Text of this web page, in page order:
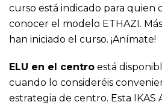
curso está indicado para quien
conocer el modelo ETHAZI.
han iniciado el curso. ¡Anímate!
ELU en el centro está
cuando lo consideréis
estrategia de centro. Esta IKAS